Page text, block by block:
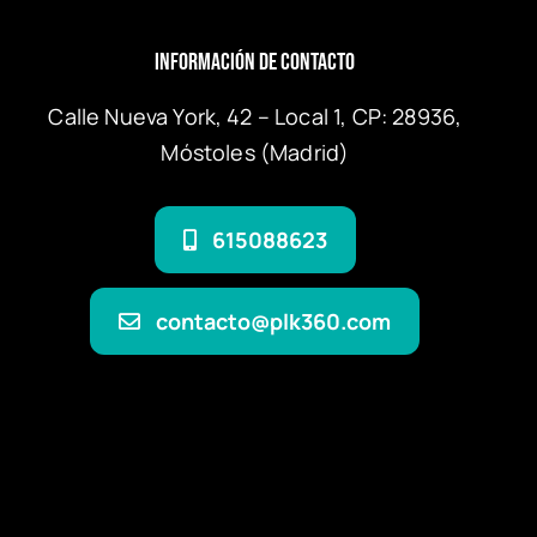
Información de Contacto
Calle Nueva York, 42 – Local 1, CP: 28936,
Móstoles (Madrid)
615088623
contacto@plk360.com